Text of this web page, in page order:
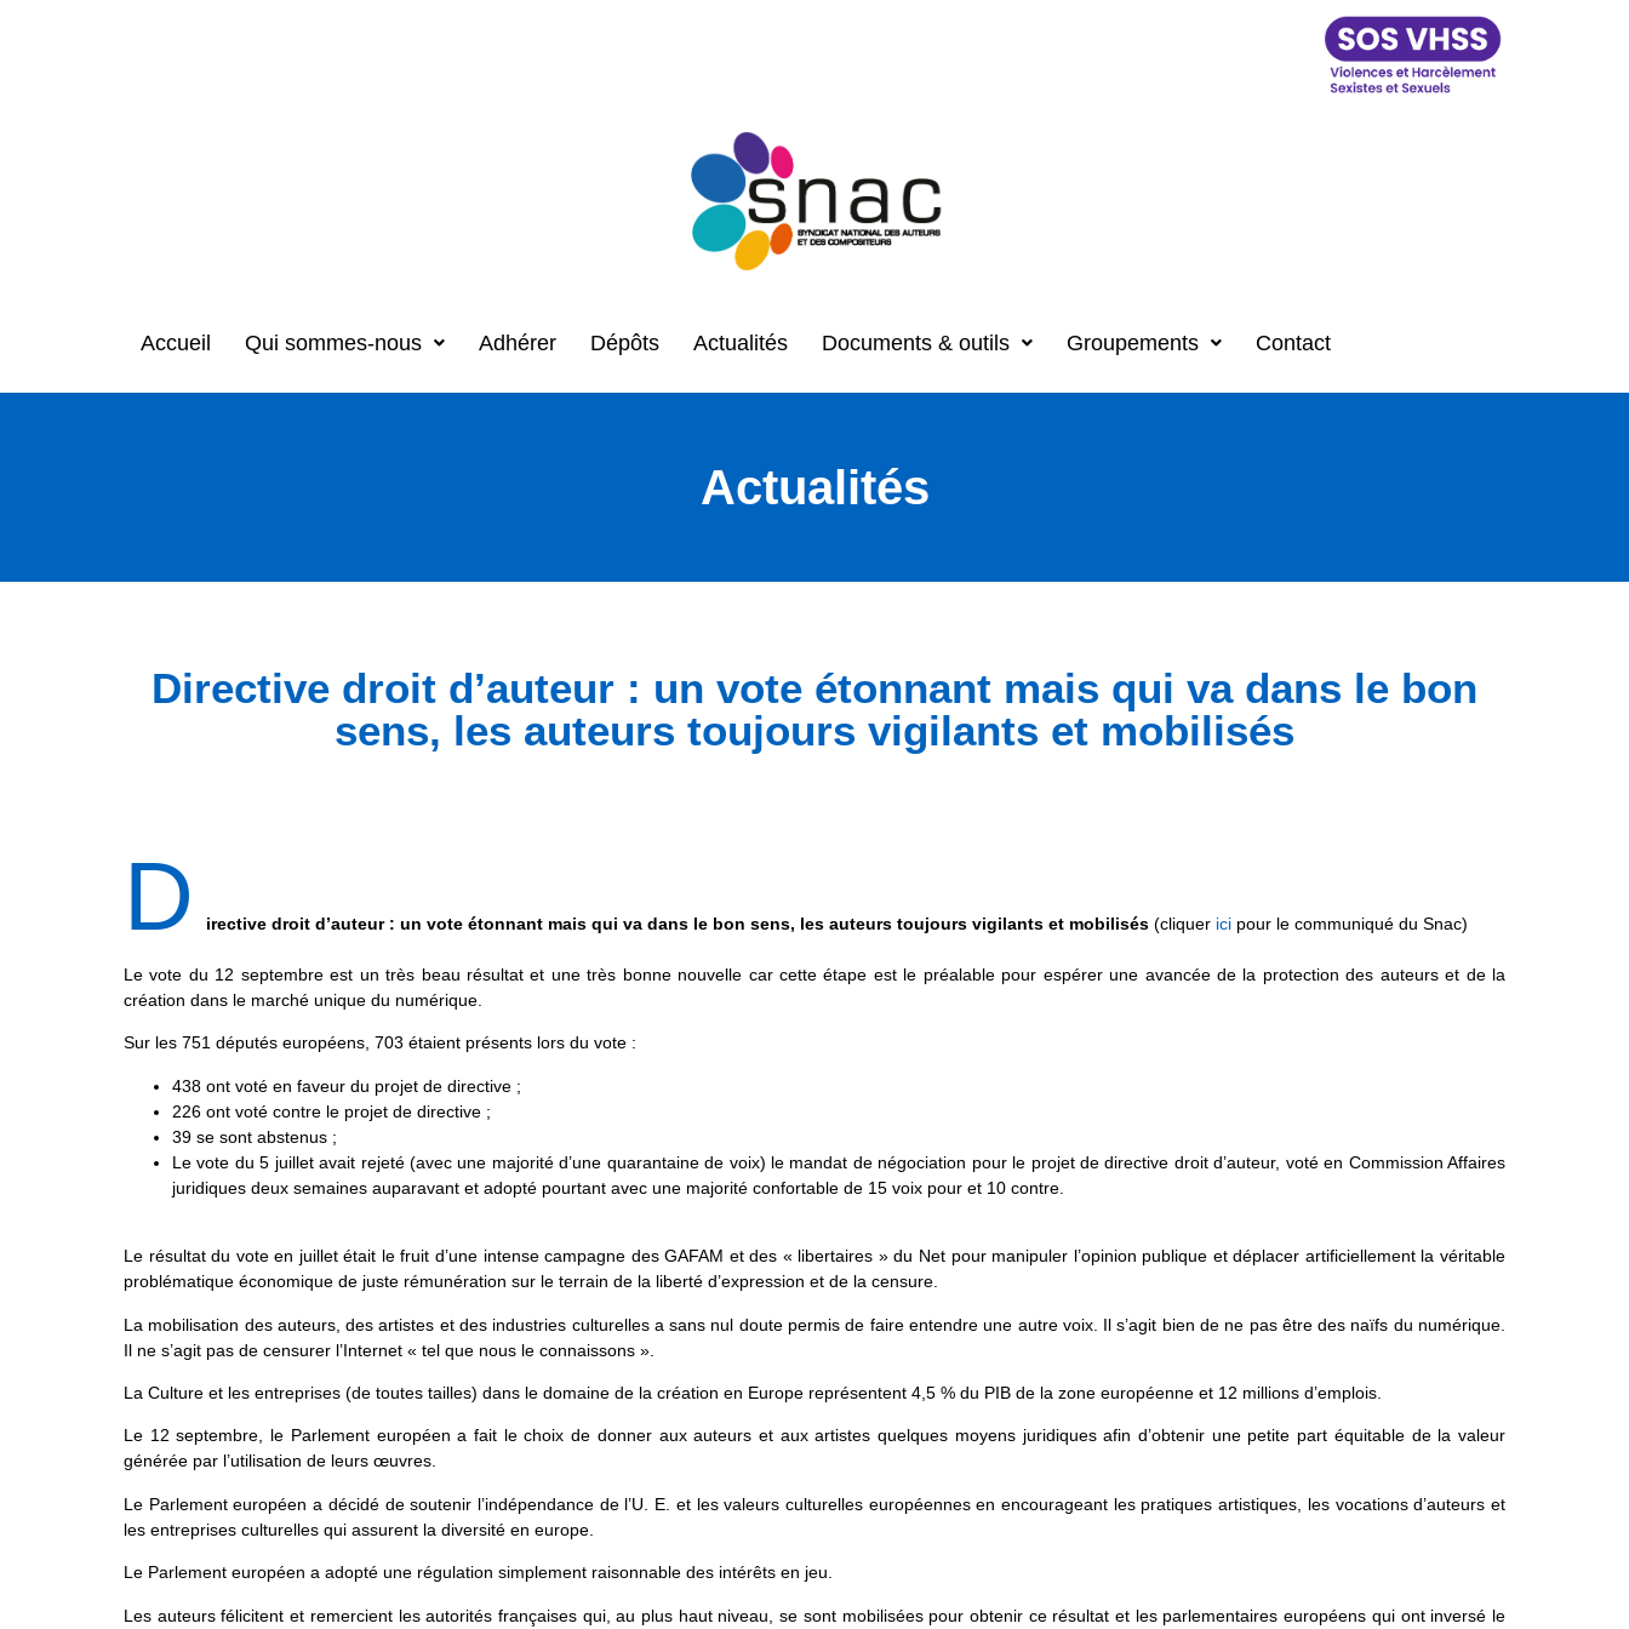
Accueil Qui sommes-nous Adhérer Dépôts Actualités Documents & outils Groupements Contact
Actualités
Directive droit d’auteur : un vote étonnant mais qui va dans le bon
sens, les auteurs toujours vigilants et mobilisés
D irective droit d’auteur : un vote étonnant mais qui va dans le bon sens, les auteurs toujours vigilants et mobilisés (cliquer ici pour le communiqué du Snac)
Le vote du 12 septembre est un très beau résultat et une très bonne nouvelle car cette étape est le préalable pour espérer une avancée de la protection des auteurs et de la
création dans le marché unique du numérique.
Sur les 751 députés européens, 703 étaient présents lors du vote :
438 ont voté en faveur du projet de directive ;
226 ont voté contre le projet de directive ;
39 se sont abstenus ;
Le vote du 5 juillet avait rejeté (avec une majorité d’une quarantaine de voix) le mandat de négociation pour le projet de directive droit d’auteur, voté en Commission Affaires
juridiques deux semaines auparavant et adopté pourtant avec une majorité confortable de 15 voix pour et 10 contre.
Le résultat du vote en juillet était le fruit d’une intense campagne des GAFAM et des « libertaires » du Net pour manipuler l’opinion publique et déplacer artificiellement la véritable
problématique économique de juste rémunération sur le terrain de la liberté d’expression et de la censure.
La mobilisation des auteurs, des artistes et des industries culturelles a sans nul doute permis de faire entendre une autre voix. Il s’agit bien de ne pas être des naïfs du numérique.
Il ne s’agit pas de censurer l’Internet « tel que nous le connaissons ».
La Culture et les entreprises (de toutes tailles) dans le domaine de la création en Europe représentent 4,5 % du PIB de la zone européenne et 12 millions d’emplois.
Le 12 septembre, le Parlement européen a fait le choix de donner aux auteurs et aux artistes quelques moyens juridiques afin d’obtenir une petite part équitable de la valeur
générée par l’utilisation de leurs œuvres.
Le Parlement européen a décidé de soutenir l’indépendance de l’U. E. et les valeurs culturelles européennes en encourageant les pratiques artistiques, les vocations d’auteurs et
les entreprises culturelles qui assurent la diversité en europe.
Le Parlement européen a adopté une régulation simplement raisonnable des intérêts en jeu.
Les auteurs félicitent et remercient les autorités françaises qui, au plus haut niveau, se sont mobilisées pour obtenir ce résultat et les parlementaires européens qui ont inversé le